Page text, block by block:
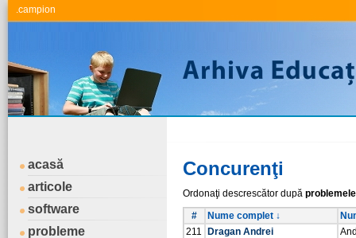
.campion
acasă
articole
software
probleme
Concurenţi
Ordonaţi descrescător după
#
Nume complet ↓
211
Dragan Andrei